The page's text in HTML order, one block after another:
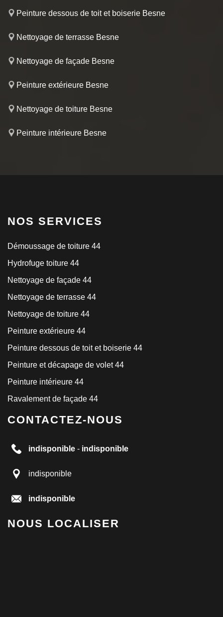
Peinture dessous de toit et boiserie Besne
Nettoyage de terrasse Besne
Nettoyage de façade Besne
Peinture extérieure Besne
Nettoyage de toiture Besne
Peinture intérieure Besne
NOS SERVICES
Démoussage de toiture 44
Hydrofuge toiture 44
Nettoyage de façade 44
Nettoyage de terrasse 44
Nettoyage de toiture 44
Peinture extérieure 44
Peinture dessous de toit et boiserie 44
Peinture et décapage de volet 44
Peinture intérieure 44
Ravalement de façade 44
CONTACTEZ-NOUS
indisponible - indisponible
indisponible
indisponible
NOUS LOCALISER